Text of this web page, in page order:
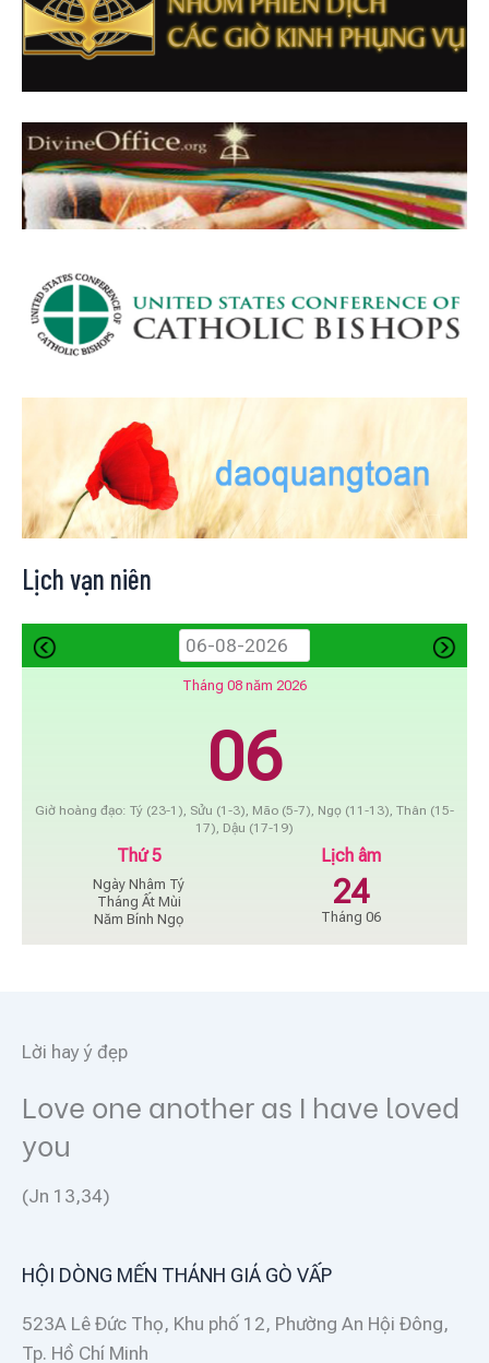
Lịch vạn niên
Tháng 08 năm 2026
06
Giờ hoàng đạo: Tý (23-1), Sửu (1-3), Mão (5-7), Ngọ (11-13), Thân (15-
17), Dậu (17-19)
Thứ 5
Ngày Nhâm Tý
Tháng Ất Mùi
Năm Bính Ngọ
Lịch âm
24
Tháng 06
Lời hay ý đẹp
Love one another as I have loved
you
(Jn 13,34)
HỘI DÒNG MẾN THÁNH GIÁ GÒ VẤP
523A Lê Đức Thọ, Khu phố 12, Phường An Hội Đông,
Tp. Hồ Chí Minh